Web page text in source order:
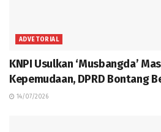
ADVETORIAL
KNPI Usulkan ‘Musbangda’
Kepemudaan, DPRD Bontang
14/07/2026